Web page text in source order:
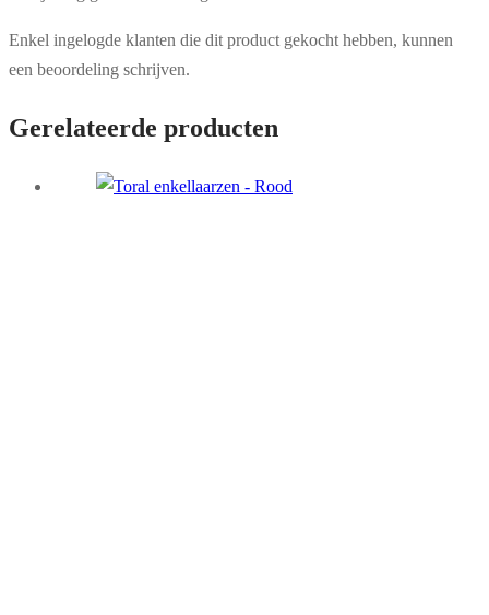
Enkel ingelogde klanten die dit product gekocht hebben, kunnen
een beoordeling schrijven.
Gerelateerde producten